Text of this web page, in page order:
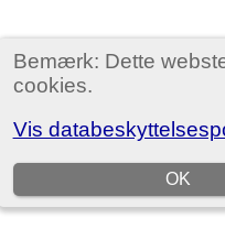
Bemærk: Dette
cookies.
Vis
OK